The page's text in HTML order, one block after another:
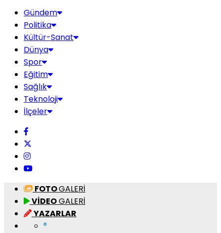
Gündem
Politika
Kültür-Sanat
Dünya
Spor
Eğitim
Sağlık
Teknoloji
İlçeler
FOTOGALERİ
VİDEOGALERİ
YAZARLAR
°